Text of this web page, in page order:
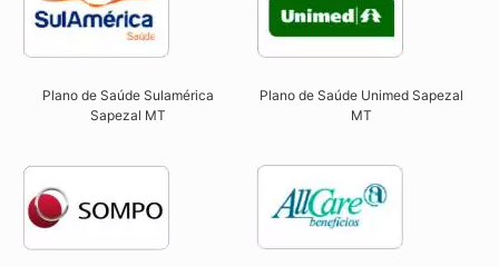
Plano de Saúde Sulamérica
Sapezal MT
Plano de Saúde Unimed Sapezal
MT